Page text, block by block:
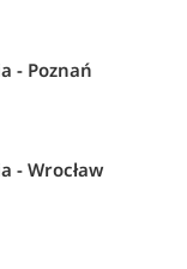
- Poznań
- Wrocław